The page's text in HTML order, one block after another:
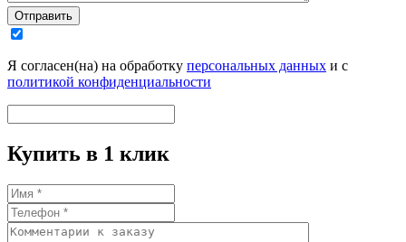
Отправить
Я согласен(на) на обработку персональных данных и с
политикой конфиденциальности
Купить в 1 клик